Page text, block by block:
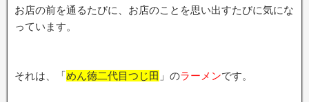
お店の前を通るたびに、お店のことを思い出すたびに気にな
っています。
それは、「めん徳二代目つじ田 」のラーメンです。